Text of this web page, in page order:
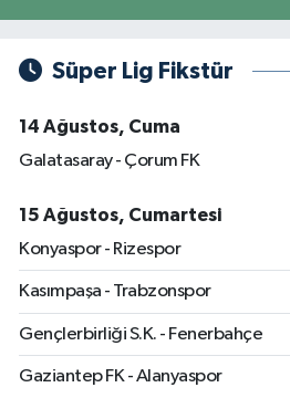
Süper Lig Fikstür
14 Ağustos, Cuma
Galatasaray - Çorum FK
15 Ağustos, Cumartesi
Konyaspor - Rizespor
Kasımpaşa - Trabzonspor
Gençlerbirliği S.K. - Fenerbahçe
Gaziantep FK - Alanyaspor